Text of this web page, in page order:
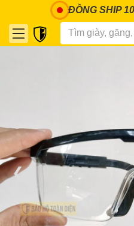
ĐỒNG SHIP
❮